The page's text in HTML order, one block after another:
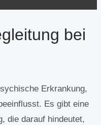
bei
Erkrankung,
Es gibt eine
die darauf hindeutet,